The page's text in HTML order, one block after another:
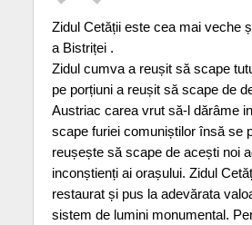
Zidul Cetății este cea mai veche
a Bistriței .
Zidul cumva a reușit să scape
pe porțiuni a reușit să scape de
Austriac carea vrut să-l dărâme
scape furiei comuniștilor însă se
reușește să scape de acești noi
inconștienți ai orașului. Zidul
restaurat și pus la adevărata
sistem de lumini monumental.